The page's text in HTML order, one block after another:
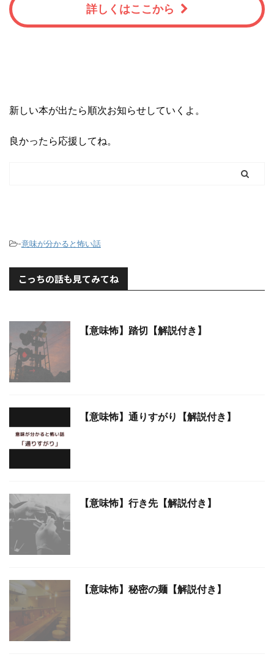
詳しくはここから
新しい本が出たら順次お知らせしていくよ。
良かったら応援してね。
-意味が分かると怖い話
こっちの話も見てみてね
【意味怖】踏切【解説付き】
【意味怖】通りすがり【解説付き】
【意味怖】行き先【解説付き】
【意味怖】秘密の麺【解説付き】